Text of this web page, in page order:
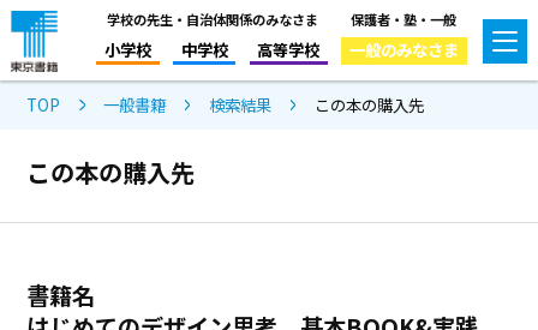
学校の先生・自治体関係のみなさま
小学校 中学校 高等学校
保護者・塾・一般
一般のみなさま
TOP 一般書籍 検索結果 この本の購入先
この本の購入先
書籍名